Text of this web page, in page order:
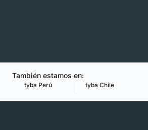
También estamos en:
tyba Perú tyba Chile